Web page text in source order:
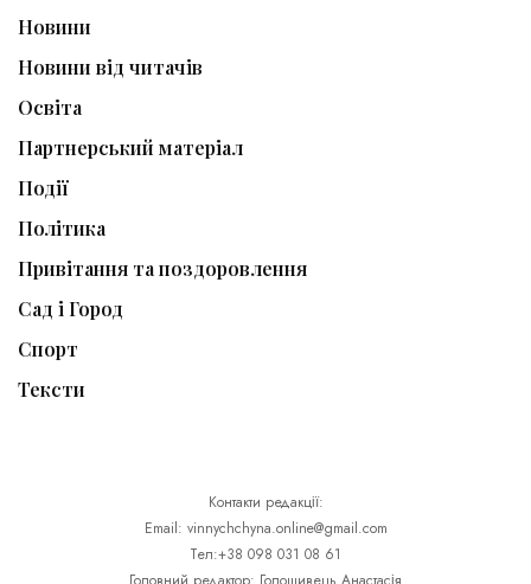
Новини
Новини від читачів
Освіта
Партнерський матеріал
Події
Політика
Привітання та поздоровлення
Сад і Город
Спорт
Тексти
Контакти редакції:
Email: vinnychchyna.online@gmail.com
Тел:+38 098 031 08 61